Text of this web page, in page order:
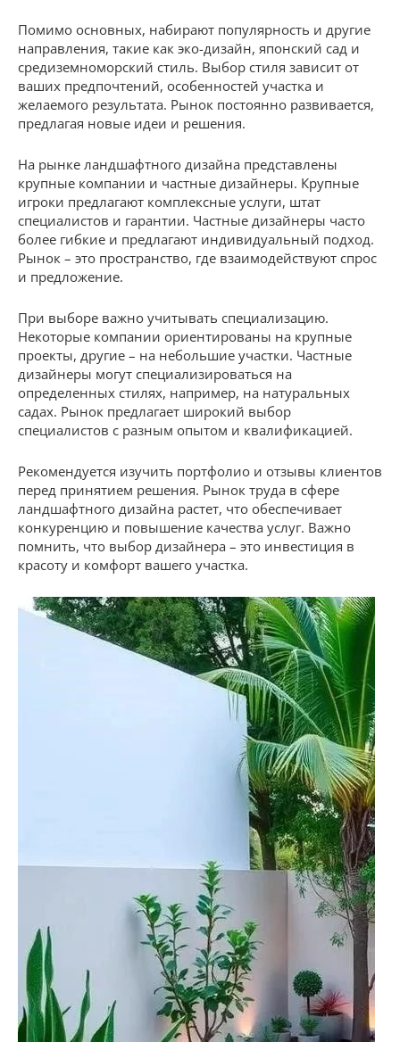
Помимо основных, набирают популярность и другие
направления, такие как эко-дизайн, японский сад и
средиземноморский стиль. Выбор стиля зависит от
ваших предпочтений, особенностей участка и
желаемого результата. Рынок постоянно развивается,
предлагая новые идеи и решения.
На рынке ландшафтного дизайна представлены
крупные компании и частные дизайнеры. Крупные
игроки предлагают комплексные услуги, штат
специалистов и гарантии. Частные дизайнеры часто
более гибкие и предлагают индивидуальный подход.
Рынок – это пространство, где взаимодействуют спрос
и предложение.
При выборе важно учитывать специализацию.
Некоторые компании ориентированы на крупные
проекты, другие – на небольшие участки. Частные
дизайнеры могут специализироваться на
определенных стилях, например, на натуральных
садах. Рынок предлагает широкий выбор
специалистов с разным опытом и квалификацией.
Рекомендуется изучить портфолио и отзывы клиентов
перед принятием решения. Рынок труда в сфере
ландшафтного дизайна растет, что обеспечивает
конкуренцию и повышение качества услуг. Важно
помнить, что выбор дизайнера – это инвестиция в
красоту и комфорт вашего участка.